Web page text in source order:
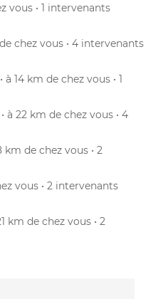
vous • 1 intervenants
de chez vous • 4 intervenants
• à 14 km de chez vous • 1
• à 22 km de chez vous • 4
km de chez vous • 2
vous • 2 intervenants
km de chez vous • 2